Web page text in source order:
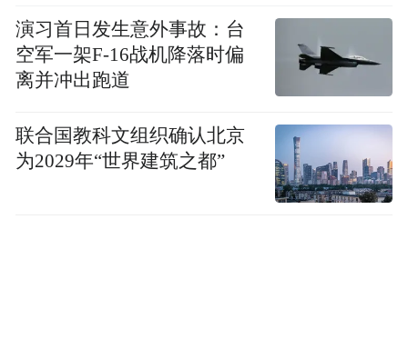
演习首日发生意外事故：台
空军一架F-16战机降落时偏
离并冲出跑道
联合国教科文组织确认北京
为2029年“世界建筑之都”